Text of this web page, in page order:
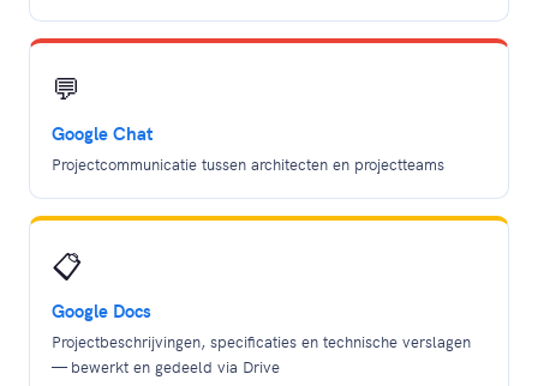
💬
Google Chat
Projectcommunicatie tussen architecten en projectteams
📋
Google Docs
Projectbeschrijvingen, specificaties en technische verslagen
— bewerkt en gedeeld via Drive